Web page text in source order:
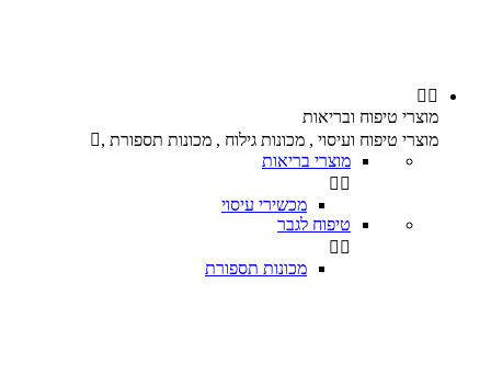
 
מוצרי טיפוח ובריאות
מוצרי טיפוח ועיסוי , מכונות גילוח , מכונות תספורת ,
מוצרי בריאות
 
מכשירי עיסוי
טיפוח לגבר
 
מכונות תספורת